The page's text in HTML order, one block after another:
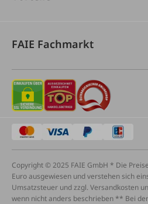
FAIE Fachmarkt
Copyright © 2025 FAIE GmbH * Die
Euro ausgewiesen und verstehen sich
Umsatzsteuer und zzgl. Versandkosten
wenn nicht anders beschrieben ** Bei